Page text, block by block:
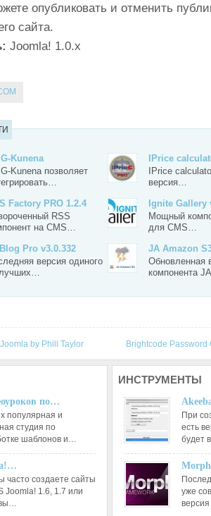
опубликовать и отменить
сайта.
Joomla! 1.0.x
Kunena
Kunena позволяет
IPrice
IPrice
версия…
Factory PRO 1.2.4
RSS
на CMS…
Ignite Gallery
Мощный
для CMS…
Pro v3.0.332
версия одиного
JA Amazon
Обновленная
компонента
by Phill Taylor Brightcode
по…
популярная и
студия по
шаблонов и…
часто создаете сайты
Joomla! 1.6, 1.7 или
ИНСТРУМЕНТЫ
При
есть
будет
уже